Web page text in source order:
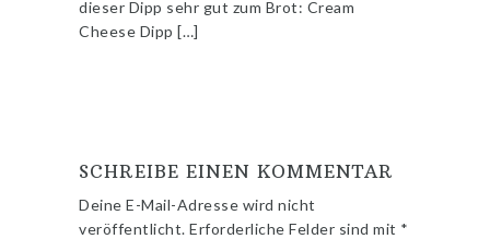
dieser Dipp sehr gut zum Brot: Cream
Cheese Dipp […]
SCHREIBE EINEN KOMMENTAR
Deine E-Mail-Adresse wird nicht
veröffentlicht. Erforderliche Felder sind mit *